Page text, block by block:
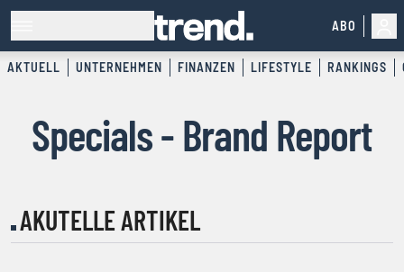
ABO
AKTUELL UNTERNEHMEN FINANZEN LIFESTYLE RANKINGS
Specials - Brand Report
AKUTELLE ARTIKEL